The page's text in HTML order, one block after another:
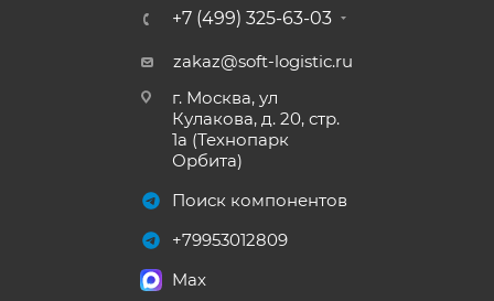
+7 (499) 325-63-03
zakaz@soft-logistic.ru
г. Москва, ул
Кулакова, д. 20, стр.
1а (Технопарк
Орбита)
Поиск компонентов
+79953012809
Max